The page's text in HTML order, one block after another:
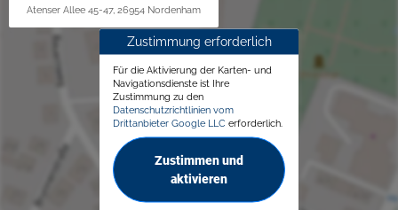
Atenser Allee 45-47, 26954 Nordenham
Zustimmung erforderlich
Für die Aktivierung der Karten- und
Navigationsdienste ist Ihre
Zustimmung zu den
Datenschutzrichtlinien vom
Drittanbieter Google LLC erforderlich.
Zustimmen und
aktivieren